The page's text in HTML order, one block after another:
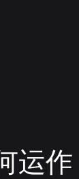
运作